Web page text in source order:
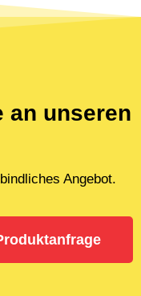
an unseren
Angebot.